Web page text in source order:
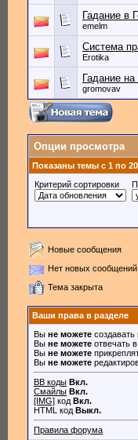
Гадание в
emelm
Система
Erotika
Гадание
gromovav
Опции просмотра
Показаны темы с 1 по 20
Критерий сортировки
Новые сообщения
Нет новых сообщений
Тема закрыта
Ваши права в разделе
Вы не можете
Вы не можете отвечать
Вы не можете
Вы не можете
BB коды Вкл.
Смайлы Вкл.
[IMG] код Вкл.
HTML код Выкл.
Правила форума